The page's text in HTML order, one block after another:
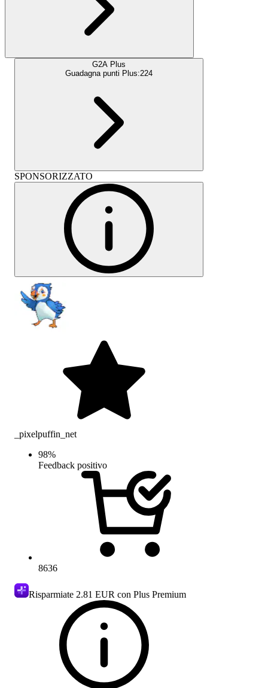
G2A Plus
Guadagna punti Plus:224
SPONSORIZZATO
_pixelpuffin_net
98%
Feedback positivo
8636
Risparmiate 2.81 EUR con Plus Premium